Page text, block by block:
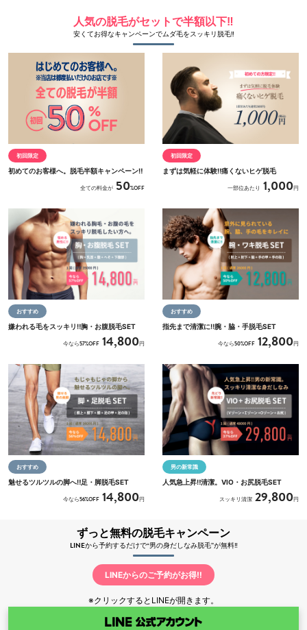
人気の脱毛がセットで半額以下‼
安くてお得なキャンペーンでムダ毛をスッキリ脱毛‼
初回限定
初めてのお客様へ。脱毛半額キャンペーン‼
全ての料金が 50%OFF
初回限定
まずは気軽に体験‼痛くないヒゲ脱毛
一部位あたり 1,000円
おすすめ
嫌われる毛をスッキリ‼胸・お腹脱毛SET
今なら57%OFF 14,800円
おすすめ
指先まで清潔に‼腕・脇・手脱毛SET
今なら50%OFF 12,800円
おすすめ
魅せるツルツルの脚へ‼足・脚脱毛SET
今なら56%OFF 14,800円
男の新常識
人気急上昇‼清潔。VIO・お尻脱毛SET
スッキリ清潔 29,800円
ずっと無料の脱毛キャンペーン
LINEから予約するだけで“男の身だしなみ脱毛”が無料‼
LINEからのご予約がお得‼
※クリックするとLINEが開きます。